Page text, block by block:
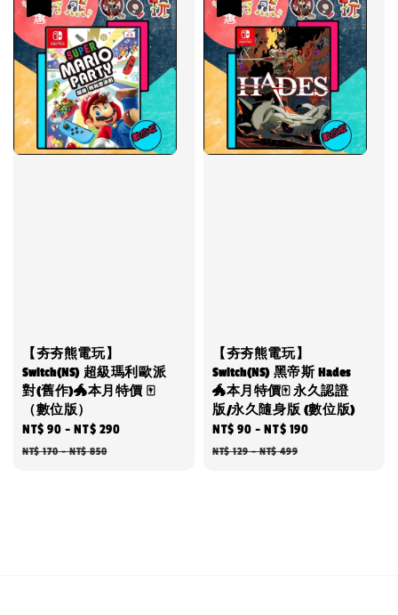
【夯夯熊電玩】
Switch(NS) 超級瑪利歐派
對(舊作)🐲本月特價 🀄
（數位版）
Sale
price
NT$ 90 -NT$ 290
NT$ 170-NT$ 850
【夯夯熊電玩】
Switch(NS) 黑帝斯 Hades
🐲本月特價🀄 永久認證
版/永久隨身版 (數位版)
Sale
price
NT$ 90 -NT$ 190
NT$ 129-NT$ 499